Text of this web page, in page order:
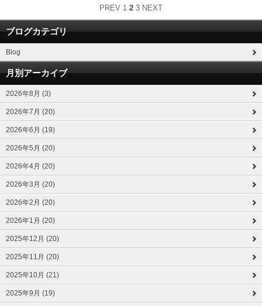
PREV 1 2 3 NEXT
ブログカテゴリ
Blog
月別アーカイブ
2026年8月 (3)
2026年7月 (20)
2026年6月 (19)
2026年5月 (20)
2026年4月 (20)
2026年3月 (20)
2026年2月 (20)
2026年1月 (20)
2025年12月 (20)
2025年11月 (20)
2025年10月 (21)
2025年9月 (19)